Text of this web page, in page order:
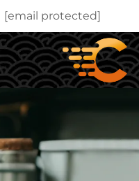
[email protected]